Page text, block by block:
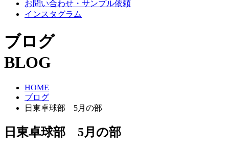
お問い合わせ・サンプル依頼
インスタグラム
ブログ
BLOG
HOME
ブログ
日東卓球部 5月の部
日東卓球部 5月の部